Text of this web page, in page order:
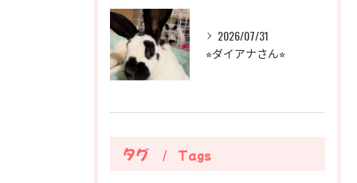
2026/07/31
⭐︎ダイアナさん⭐︎
タグ Tags